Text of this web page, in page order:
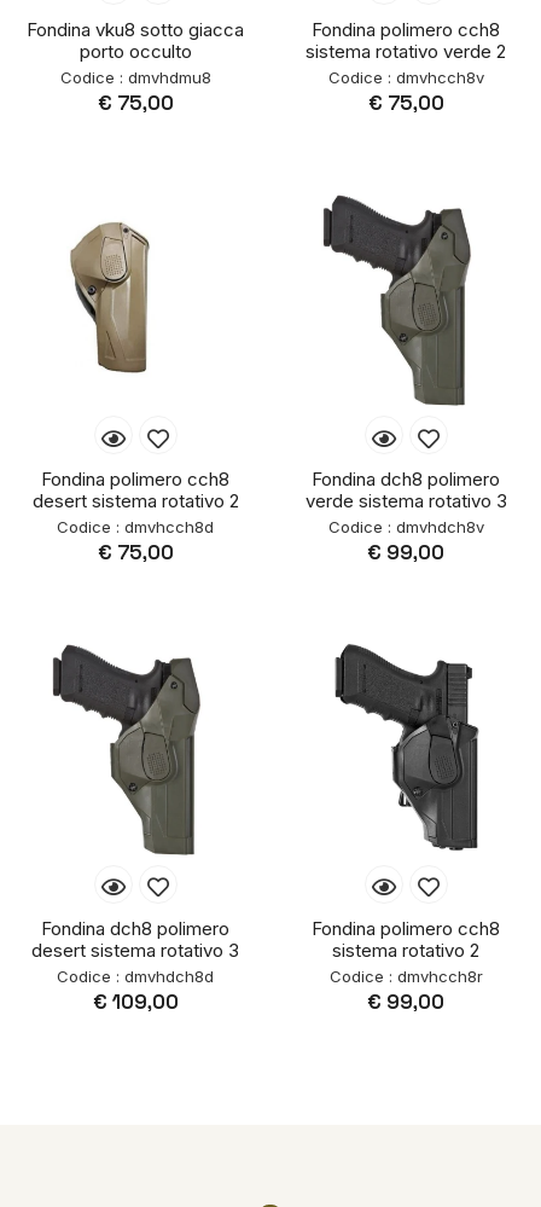
Fondina vku8 sotto giacca
porto occulto
Codice : dmvhdmu8
€ 75,00
Fondina polimero cch8
sistema rotativo verde 2
Codice : dmvhcch8v
€ 75,00
Fondina polimero cch8
desert sistema rotativo 2
Codice : dmvhcch8d
€ 75,00
Fondina dch8 polimero
verde sistema rotativo 3
Codice : dmvhdch8v
€ 99,00
Fondina dch8 polimero
desert sistema rotativo 3
Codice : dmvhdch8d
€ 109,00
Fondina polimero cch8
sistema rotativo 2
Codice : dmvhcch8r
€ 99,00